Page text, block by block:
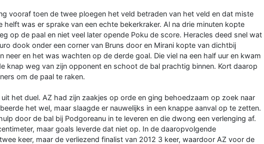
vooraf toen de twee ploegen het veld betraden van het veld en dat miste
helft was er sprake van een echte bekerkraker. Al na drie minuten kopte
op de paal en niet veel later opende Poku de score. Heracles deed snel wat
dook onder een corner van Bruns door en Mirani kopte van dichtbij
neer en het was wachten op de derde goal. Die viel na een half uur en kwam
knap weg van zijn opponent en schoot de bal prachtig binnen. Kort daarop
om de paal te raken.
het duel. AZ had zijn zaakjes op orde en ging behoedzaam op zoek naar
het wel, maar slaagde er nauwelijks in een knappe aanval op te zetten.
door de bal bij Podgoreanu in te leveren en die dwong een verlenging af.
maar goals leverde dat niet op. In de daaropvolgende
keer, maar de verliezend finalist van 2012 3 keer, waardoor AZ voor de